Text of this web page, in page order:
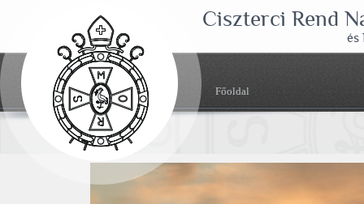
Ciszterci Rend
és
Főoldal